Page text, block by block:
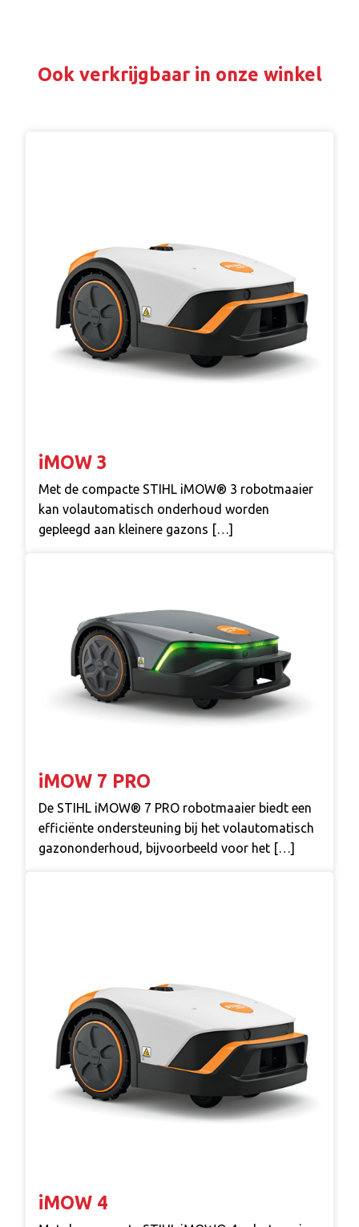
Ook verkrijgbaar in onze winkel
iMOW 3
Met de compacte STIHL iMOW® 3 robotmaaier
kan volautomatisch onderhoud worden
gepleegd aan kleinere gazons […]
iMOW 7 PRO
De STIHL iMOW® 7 PRO robotmaaier biedt een
efficiënte ondersteuning bij het volautomatisch
gazononderhoud, bijvoorbeeld voor het […]
iMOW 4